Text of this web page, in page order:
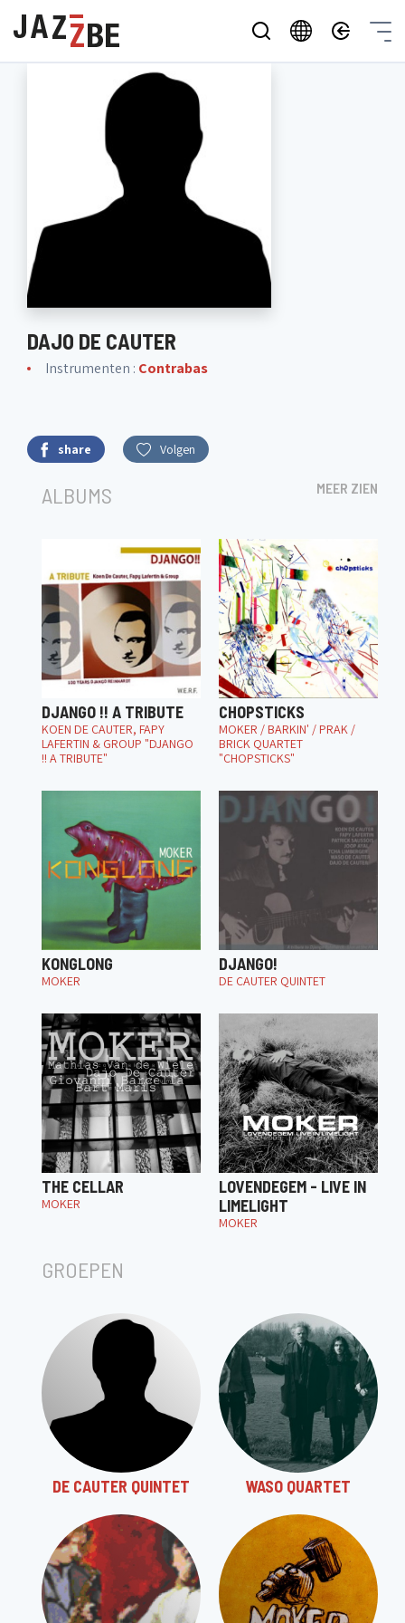
DAJO DE CAUTER
Instrumenten : Contrabas
share Volgen
ALBUMS MEER ZIEN
DJANGO !! A TRIBUTE
KOEN DE CAUTER, FAPY
LAFERTIN & GROUP "DJANGO
!! A TRIBUTE"
CHOPSTICKS
MOKER / BARKIN' / PRAK /
BRICK QUARTET
"CHOPSTICKS"
KONGLONG
MOKER
DJANGO!
DE CAUTER QUINTET
THE CELLAR
MOKER
LOVENDEGEM - LIVE IN
LIMELIGHT
MOKER
GROEPEN
DE CAUTER QUINTET WASO QUARTET